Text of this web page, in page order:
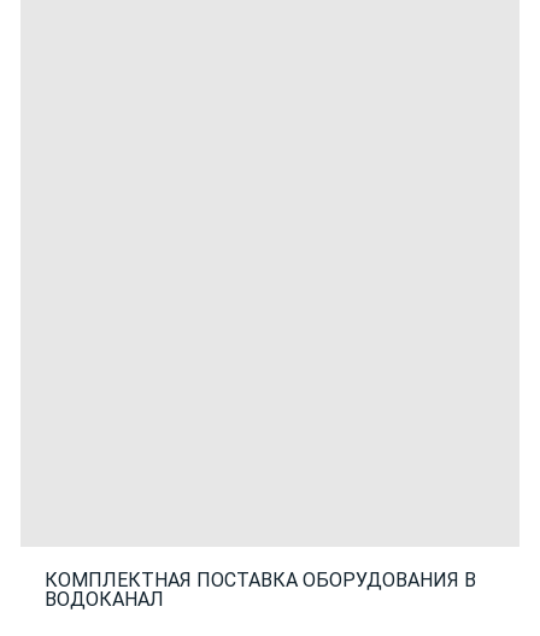
КОМПЛЕКТНАЯ ПОСТАВКА ОБОРУДОВАНИЯ В
ВОДОКАНАЛ